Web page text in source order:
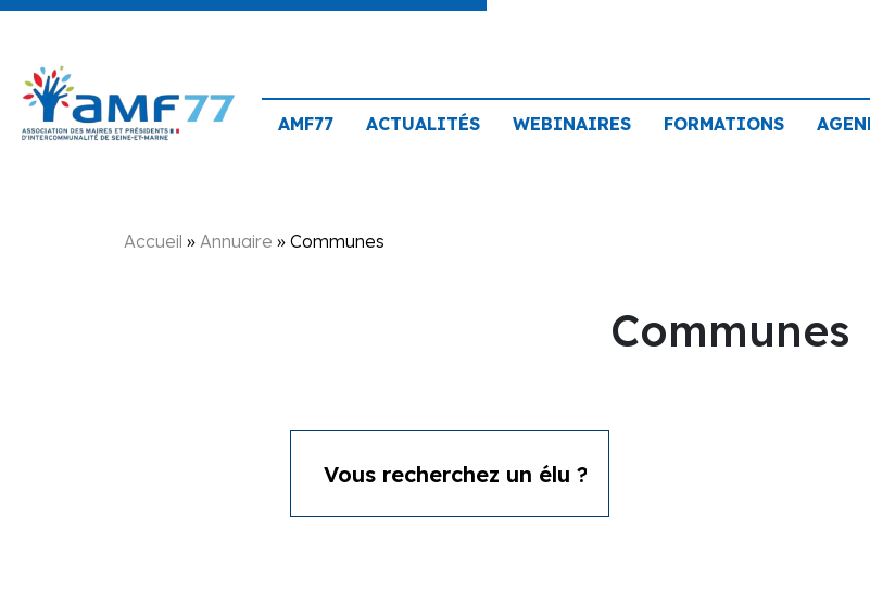
AMF77 ACTUALITÉS WEBINAIRES FORMATIONS
Accueil » Annuaire » Communes
Communes